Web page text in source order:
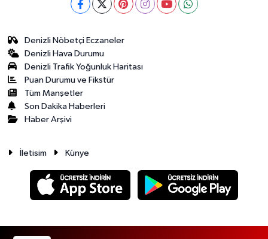
Denizli Nöbetçi Eczaneler
Denizli Hava Durumu
Denizli Trafik Yoğunluk Haritası
Puan Durumu ve Fikstür
Tüm Manşetler
Son Dakika Haberleri
Haber Arşivi
İletisim Künye